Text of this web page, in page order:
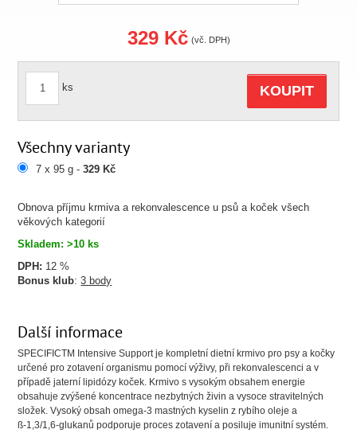
Obnova příjmu krmiva a rekonvalescence u psů a koček všech
věkových kategorií
Skladem: >10 ks
DPH: 12 %
Bonus klub:3 body
329 Kč (vč. DPH)
ks KOUPIT
Všechny varianty
7 x 95 g -329 Kč
Další informace
SPECIFICTM Intensive Support je kompletní dietní krmivo pro psy a kočky
určené pro zotavení organismu pomocí výživy, při rekonvalescenci a v
případě jaterní lipidózy koček. Krmivo s vysokým obsahem energie
obsahuje zvýšené koncentrace nezbytných živin a vysoce stravitelných
složek. Vysoký obsah omega-3 mastných kyselin z rybího oleje a
ß-1,3/1,6-glukanů podporuje proces zotavení a posiluje imunitní systém.